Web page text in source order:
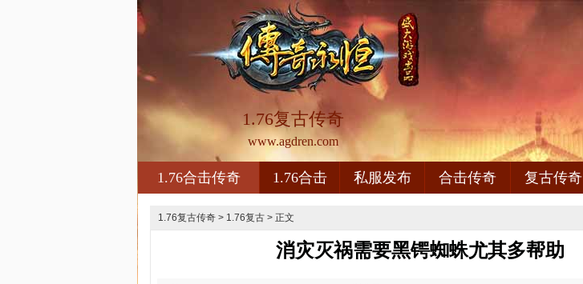
1.76复古传奇
www.agdren.com
1.76合击传奇 1.76合击 私服发布 合击传奇 复古传奇
1.76复古传奇 > 1.76复古 > 正文
消灾灭祸需要黑锷蜘蛛尤其多帮助